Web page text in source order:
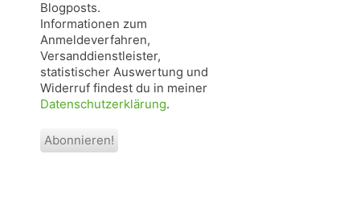
Blogposts.
Informationen zum
Anmeldeverfahren,
Versanddienstleister,
statistischer Auswertung und
Widerruf findest du in meiner
Datenschutzerklärung.